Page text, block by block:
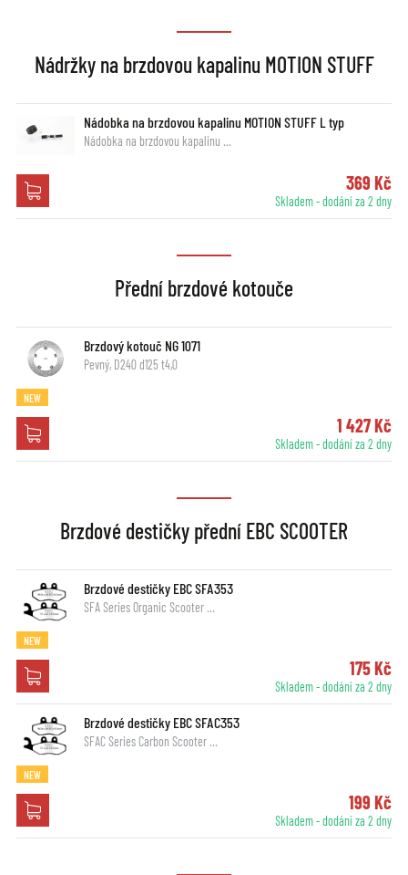
Nádržky na brzdovou kapalinu MOTION STUFF
Nádobka na brzdovou kapalinu MOTION STUFF L typ
Nádobka na brzdovou kapalinu …
369 Kč
Skladem - dodání za 2 dny
Přední brzdové kotouče
Brzdový kotouč NG 1071
Pevný, D240 d125 t4,0
NEW
1 427 Kč
Skladem - dodání za 2 dny
Brzdové destičky přední EBC SCOOTER
Brzdové destičky EBC SFA353
SFA Series Organic Scooter …
NEW
175 Kč
Skladem - dodání za 2 dny
Brzdové destičky EBC SFAC353
SFAC Series Carbon Scooter …
NEW
199 Kč
Skladem - dodání za 2 dny